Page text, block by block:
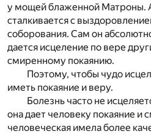
у мощей блаженной Матроны.
сталкивается с
соборования. Сам он
дается исцеление по вере
смиренному покаянию.
Поэтому, чтобы чудо
иметь покаяние и веру.
Болезнь часто не
она дает человеку покаяние
человеческая имела более